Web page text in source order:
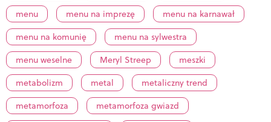
menu
menu na imprezę
menu na karnawał
menu na komunię
menu na sylwestra
menu weselne
Meryl Streep
meszki
metabolizm
metal
metaliczny trend
metamorfoza
metamorfoza gwiazd